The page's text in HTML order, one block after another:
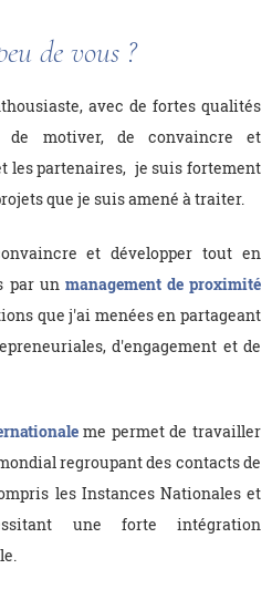
de vous ?
avec de fortes qualités
de motiver, de convaincre et
les partenaires, je suis fortement
que je suis amené à traiter.
et développer tout en
par un management de proximité
que j'ai menées en partageant
d'engagement et de
me permet de travailler
regroupant des contacts de
les Instances Nationales et
une forte intégration